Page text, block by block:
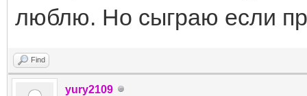
люблю. Но сыграю если
Find
yury2109